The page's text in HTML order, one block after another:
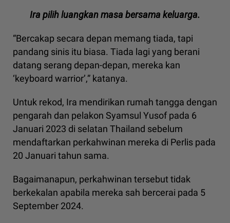
Ira pilih luangkan masa bersama keluarga.
“Bercakap secara depan memang tiada, tapi
pandang sinis itu biasa. Tiada lagi yang berani
datang serang depan-depan, mereka kan
‘keyboard warrior’,” katanya.
Untuk rekod, Ira mendirikan rumah tangga dengan
pengarah dan pelakon Syamsul Yusof pada 6
Januari 2023 di selatan Thailand sebelum
mendaftarkan perkahwinan mereka di Perlis pada
20 Januari tahun sama.
Bagaimanapun, perkahwinan tersebut tidak
berkekalan apabila mereka sah bercerai pada 5
September 2024.